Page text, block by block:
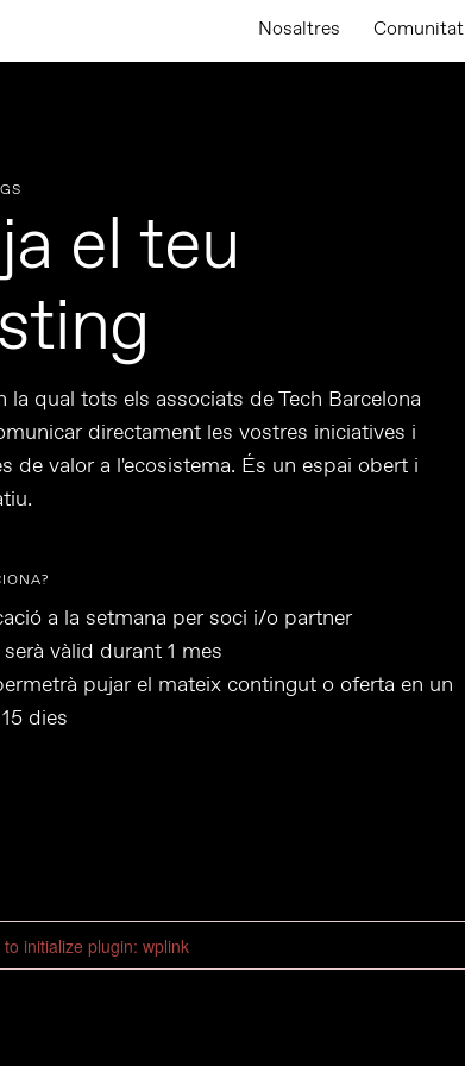
Nosaltres Comunitat
el teu
la qual tots els associats de Tech Barcelona
directament les vostres iniciatives i
de valor a l'ecosistema. És un espai obert i
a la setmana per soci i/o partner
vàlid durant 1 mes
pujar el mateix contingut o oferta en un
dies
to initialize plugin: wplink
initialize plugin: wplink